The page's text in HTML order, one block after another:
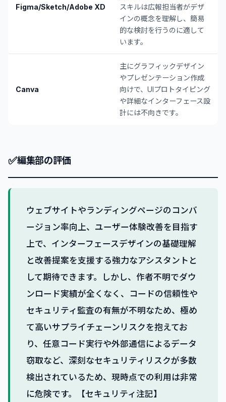
Figma/Sketch/Adobe XD
スキルは広報担当者がデザ
インの概念を理解し、簡易
的な検討を行うのに適して
います。
Canva
主にグラフィックデザイン
やプレゼンテーション作成
向けで、UIプロトタイピング
や詳細なインターフェース設
計には不向きです。
✅編集部の評価
ウェブサイトやランディングページのコンバ
ージョン率向上、ユーザー体験改善を目指す
上で、インターフェースデザインの基礎理解
と改善提案を支援する強力なアシスタントと
して期待できます。しかし、作者不明でダウ
ンロード実績が全くなく、コードの信頼性や
セキュリティ監査の有無が不明なため、極め
て高いサプライチェーンリスクを抱えてお
り、任意コード実行や外部通信によるデータ
窃取など、深刻なセキュリティリスクが多数
検出されているため、現時点での利用は非常
に危険です。【セキュリティ注記】